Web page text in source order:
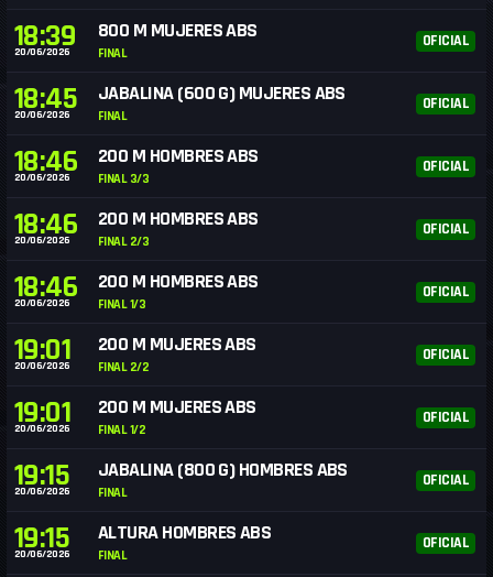
18:39
20/06/2026
800 M MUJERES ABS
FINAL
OFICIAL
18:45
20/06/2026
JABALINA (600 G) MUJERES ABS
FINAL
OFICIAL
18:46
20/06/2026
200 M HOMBRES ABS
FINAL 3/3
OFICIAL
18:46
20/06/2026
200 M HOMBRES ABS
FINAL 2/3
OFICIAL
18:46
20/06/2026
200 M HOMBRES ABS
FINAL 1/3
OFICIAL
19:01
20/06/2026
200 M MUJERES ABS
FINAL 2/2
OFICIAL
19:01
20/06/2026
200 M MUJERES ABS
FINAL 1/2
OFICIAL
19:15
20/06/2026
JABALINA (800 G) HOMBRES ABS
FINAL
OFICIAL
19:15
20/06/2026
ALTURA HOMBRES ABS
FINAL
OFICIAL